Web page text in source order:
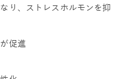
り、ストレスホルモンを抑
促進